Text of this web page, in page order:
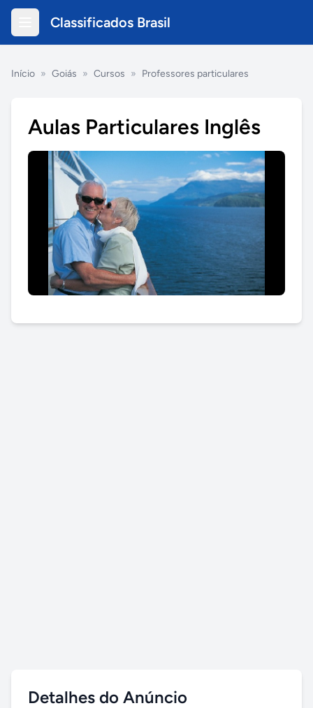
Classificados Brasil
Início » Goiás » Cursos » Professores particulares
Aulas Particulares Inglês
Detalhes do Anúncio